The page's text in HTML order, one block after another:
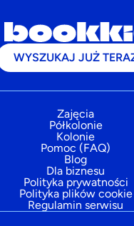
WYSZUKAJ JUŻ
Zajęcia
Półkolonie
Kolonie
Pomoc (FAQ)
Blog
Dla biznesu
Polityka prywatności
Polityka plików cookie
Regulamin serwisu